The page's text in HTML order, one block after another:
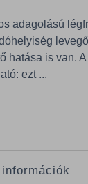
adagolású
hatása is van.
ezt ...